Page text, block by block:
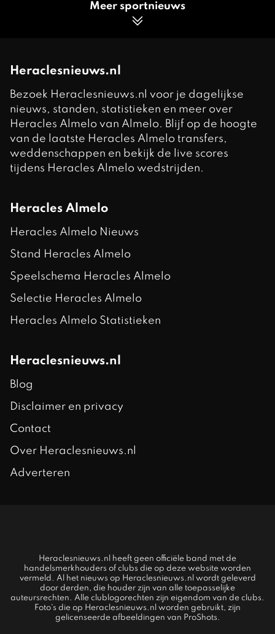
Meer sportnieuws
Heraclesnieuws.nl
Bezoek Heraclesnieuws.nl voor je dagelijkse
nieuws, standen, statistieken en meer over
Heracles Almelo van Almelo. Blijf op de hoogte
van de laatste Heracles Almelo transfers,
weddenschappen en bekijk de live scores
tijdens Heracles Almelo wedstrijden.
Heracles Almelo
Heracles Almelo Nieuws
Stand Heracles Almelo
Speelschema Heracles Almelo
Selectie Heracles Almelo
Heracles Almelo Statistieken
Heraclesnieuws.nl
Blog
Disclaimer en privacy
Contact
Over Heraclesnieuws.nl
Adverteren
Heraclesnieuws.nl heeft geen officiële band met de
handelsmerkhouders of clubs die op deze website worden
vermeld. Al het nieuws op Heraclesnieuws.nl wordt geleverd
door derden, die houder zijn van alle toepasselijke
auteursrechten. Alle clublogorechten zijn eigendom van de clubs.
Foto's die op Heraclesnieuws.nl worden gebruikt, zijn
gelicenseerde afbeeldingen van ProShots.